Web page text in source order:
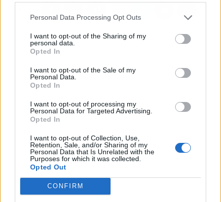
Personal Data Processing Opt Outs
I want to opt-out of the Sharing of my
personal data.
Opted In
I want to opt-out of the Sale of my
Personal Data.
Opted In
I want to opt-out of processing my
Personal Data for Targeted Advertising.
Opted In
I want to opt-out of Collection, Use,
Retention, Sale, and/or Sharing of my
Personal Data that Is Unrelated with the
Purposes for which it was collected.
Opted Out
CONFIRM
Publicidad